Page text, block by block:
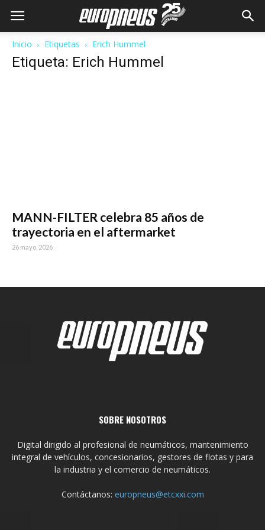
Inicio Etiquetas Erich Hummel
Etiqueta: Erich Hummel
MANN-FILTER celebra 85 años de
trayectoria en el aftermarket
26 mayo, 2026
SOBRE NOSOTROS
Digital dirigido al profesional de neumáticos, mantenimiento
integral de vehículos, concesionarios, gestores de flotas y para
la industria y el comercio de neumáticos.
Contáctanos: europneus@etcxxi.com